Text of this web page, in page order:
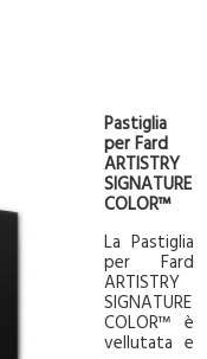
Pastiglia
per Fard
ARTISTRY
SIGNATURE
COLOR™
La Pastiglia
per Fard
ARTISTRY
SIGNATURE
COLOR™ è
vellutata e